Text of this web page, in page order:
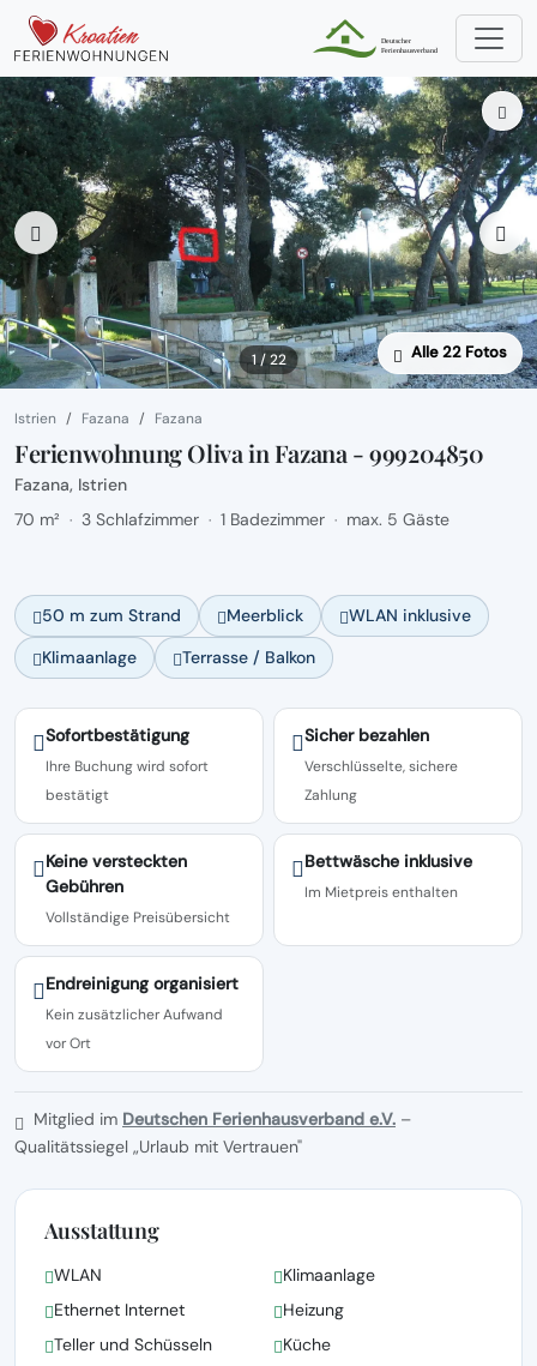
1 / 22 Alle 22 Fotos
Istrien Fazana Fazana
Ferienwohnung Oliva in Fazana - 999204850
Fazana, Istrien
70 m² · 3 Schlafzimmer · 1 Badezimmer · max. 5 Gäste
50 m zum Strand Meerblick
WLAN inklusive
Klimaanlage
Terrasse / Balkon
Sofortbestätigung
Ihre Buchung wird sofort
bestätigt
Sicher bezahlen
Verschlüsselte, sichere
Zahlung
Keine versteckten
Gebühren
Vollständige Preisübersicht
Bettwäsche inklusive
Im Mietpreis enthalten
Endreinigung organisiert
Kein zusätzlicher Aufwand
vor Ort
Mitglied im Deutschen Ferienhausverband e.V. –
Qualitätssiegel „Urlaub mit Vertrauen"
Ausstattung
WLAN
Klimaanlage
Ethernet Internet
Heizung
Teller und Schüsseln
Küche